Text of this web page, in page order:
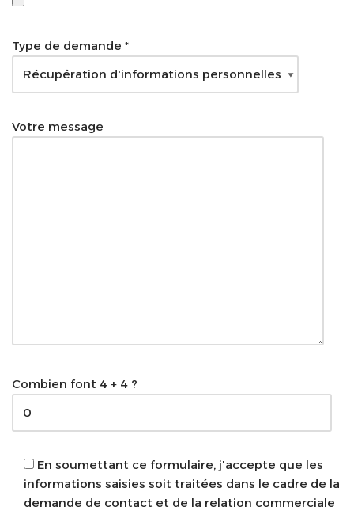
Type de demande *
Votre message
Combien font 4 + 4 ?
En soumettant ce formulaire, j'accepte que les
informations saisies soit traitées dans le cadre de la
demande de contact et de la relation commerciale